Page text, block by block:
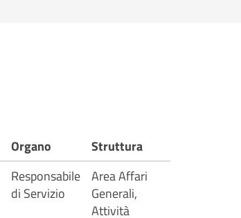
Organo
Struttura
Responsabile
di Servizio
Area Affari
Generali,
Attività